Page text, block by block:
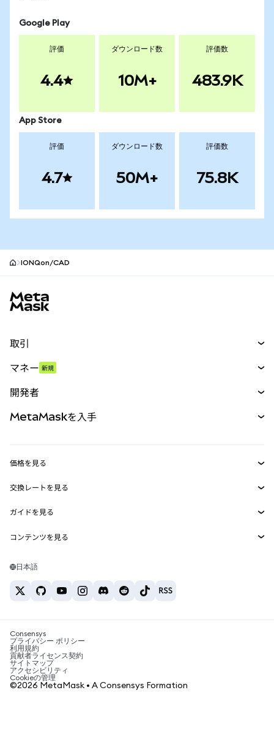
Google Play
評価
4.4
ダウンロード数
10M+
評価数
483.9K
App Store
評価
4.7
ダウンロード数
50M+
評価数
75.8K
IONQon/CAD
取引
パーペチュアル
RWA
マネー 新規
開発者
MetaMask Connect
Snaps
Web3サービス
MetaMaskを入手
セキュリティ
サポート
キャリア
お問い合わせ
価格を見る
イーサリアムの価格
Solanaの価格
Tetherの価格
交換レートを見る
ETH→USD
USDT→INR
BTC→INR
ETH→USDT
ガイドを見る
ETHの購入
USDTの購入
SHIBの購入
BNBの購入
コンテンツを見る
Solanaウォレット
税制関連ニュース
暗号資産の購入方法は？
ビットコインを売るには？
日本語
Consensys
プライバシー ポリシー
利用規約
貢献者ライセンス契約
サイトマップ
アクセシビリティ
Cookieの管理
©2026 MetaMask • A Consensys Formation